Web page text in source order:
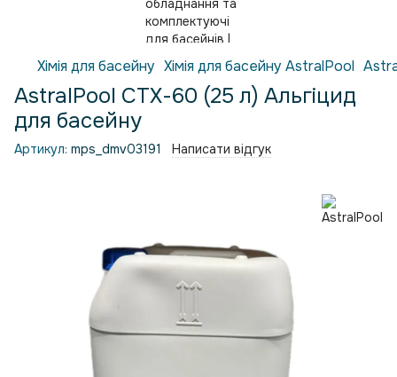
Хімія для басейну Хімія для басейну AstralPool
AstralPool СТХ-60 (25 л) Альгіцид
для басейну
Артикул: mps_dmv03191 Написати відгук